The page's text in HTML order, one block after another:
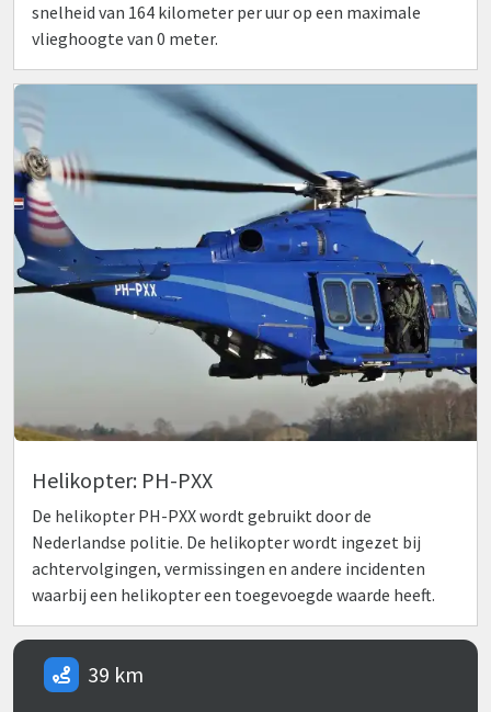
snelheid van 164 kilometer per uur op een maximale
vlieghoogte van 0 meter.
Helikopter: PH-PXX
De helikopter PH-PXX wordt gebruikt door de
Nederlandse politie. De helikopter wordt ingezet bij
achtervolgingen, vermissingen en andere incidenten
waarbij een helikopter een toegevoegde waarde heeft.
39 km